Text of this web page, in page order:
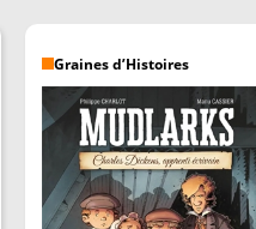
Graines d’Histoires